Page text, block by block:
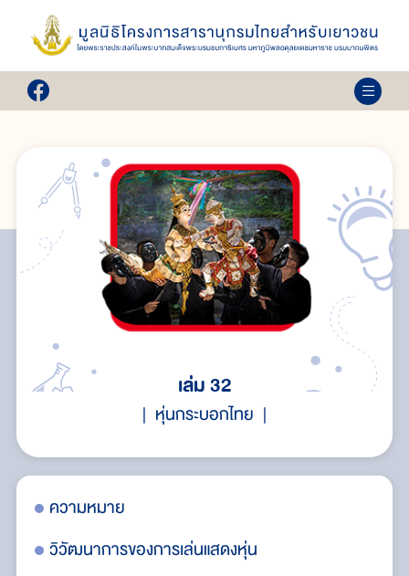
เล่ม 32
หุ่นกระบอกไทย
ความหมาย
วิวัฒนาการของการเล่นแสดงหุ่น